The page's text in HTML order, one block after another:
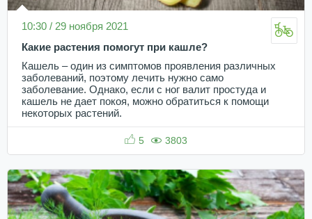
10:30 / 29 ноября 2021
Какие растения помогут при кашле?
Кашель – один из симптомов проявления различных
заболеваний, поэтому лечить нужно само
заболевание. Однако, если с ног валит простуда и
кашель не дает покоя, можно обратиться к помощи
некоторых растений.
5 3803